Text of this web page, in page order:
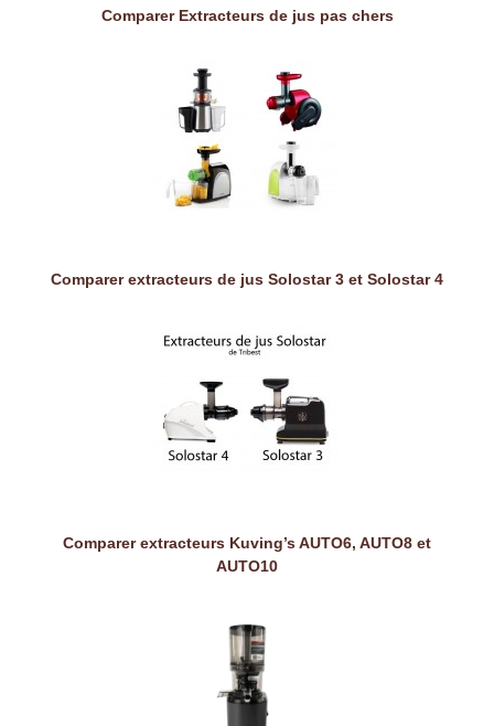
Comparer Extracteurs de jus pas chers
Comparer extracteurs de jus Solostar 3 et Solostar 4
Comparer extracteurs Kuving’s AUTO6, AUTO8 et
AUTO10